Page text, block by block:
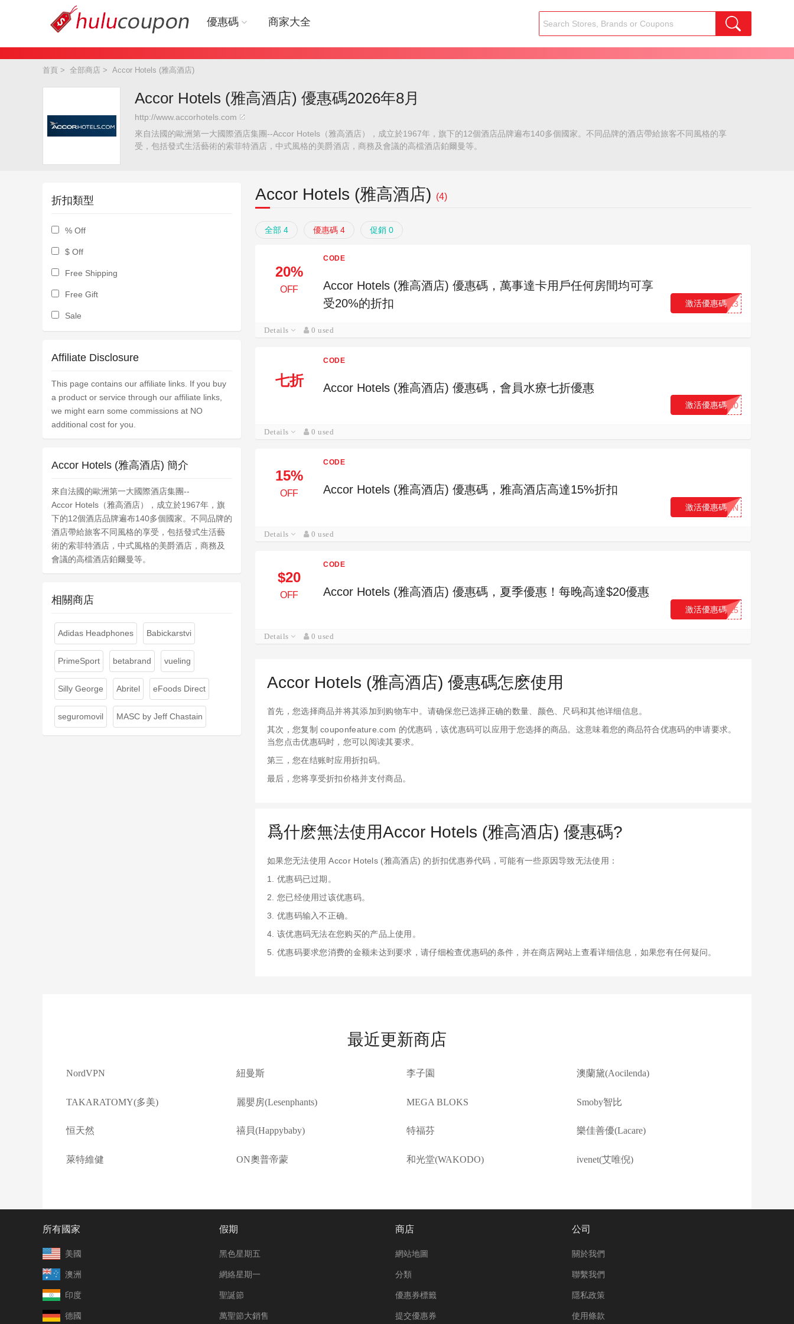
優惠碼 商家大全
首頁 > 全部商店 > Accor Hotels (雅高酒店)
Accor Hotels (雅高酒店) 優惠碼2026年8月
http://www.accorhotels.com
來自法國的歐洲第一大國際酒店集團--Accor Hotels（雅高酒店），成立於1967年，旗下的12個酒店品牌遍布140多個國家。不同品牌的酒店帶給旅客不同風格的享
受，包括發式生活藝術的索菲特酒店，中式風格的美爵酒店，商務及會議的高檔酒店鉑爾曼等。
Accor Hotels (雅高酒店) (4)
全部 4 優惠碼 4 促銷 0
20%
OFF
CODE
Accor Hotels (雅高酒店) 優惠碼，萬事達卡用戶任何房間均可享
受20%的折扣
...R3
激活優惠碼
Details 0 used
七折
CODE
Accor Hotels (雅高酒店) 優惠碼，會員水療七折優惠
...30
激活優惠碼
Details 0 used
15%
OFF
CODE
Accor Hotels (雅高酒店) 優惠碼，雅高酒店高達15%折扣
...IN
激活優惠碼
Details 0 used
$20
OFF
CODE
Accor Hotels (雅高酒店) 優惠碼，夏季優惠！每晚高達$20優惠
...15
激活優惠碼
Details 0 used
Accor Hotels (雅高酒店) 優惠碼怎麽使用
首先，您选择商品并将其添加到购物车中。请确保您已选择正确的数量、颜色、尺码和其他详细信息。
其次，您复制 couponfeature.com 的优惠码，该优惠码可以应用于您选择的商品。这意味着您的商品符合优惠码的申请要求。
当您点击优惠码时，您可以阅读其要求。
第三，您在结账时应用折扣码。
最后，您将享受折扣价格并支付商品。
爲什麽無法使用Accor Hotels (雅高酒店) 優惠碼?
如果您无法使用 Accor Hotels (雅高酒店) 的折扣优惠券代码，可能有一些原因导致无法使用：
1. 优惠码已过期。
2. 您已经使用过该优惠码。
3. 优惠码输入不正确。
4. 该优惠码无法在您购买的产品上使用。
5. 优惠码要求您消费的金额未达到要求，请仔细检查优惠码的条件，并在商店网站上查看详细信息，如果您有任何疑问。
折扣類型
% Off
$ Off
Free Shipping
Free Gift
Sale
Affiliate Disclosure
This page contains our affiliate links. If you buy
a product or service through our affiliate links,
we might earn some commissions at NO
additional cost for you.
Accor Hotels (雅高酒店) 簡介
來自法國的歐洲第一大國際酒店集團--
Accor Hotels（雅高酒店），成立於1967年，旗
下的12個酒店品牌遍布140多個國家。不同品牌的
酒店帶給旅客不同風格的享受，包括發式生活藝
術的索菲特酒店，中式風格的美爵酒店，商務及
會議的高檔酒店鉑爾曼等。
相關商店
Adidas Headphones Babickarstvi
PrimeSport betabrand vueling
Silly George Abritel eFoods Direct
seguromovil MASC by Jeff Chastain
最近更新商店
NordVPN 紐曼斯 李子園 澳蘭黛(Aocilenda)
TAKARATOMY(多美) 麗嬰房(Lesenphants) MEGA BLOKS Smoby智比
恒天然 禧貝(Happybaby) 特福芬 樂佳善優(Lacare)
萊特維健 ON奧普帝蒙 和光堂(WAKODO) ivenet(艾唯倪)
所有國家
美國
澳洲
印度
德國
假期
黑色星期五
網絡星期一
聖誕節
萬聖節大銷售
商店
網站地圖
分類
優惠券標籤
提交優惠券
公司
關於我們
聯繫我們
隱私政策
使用條款